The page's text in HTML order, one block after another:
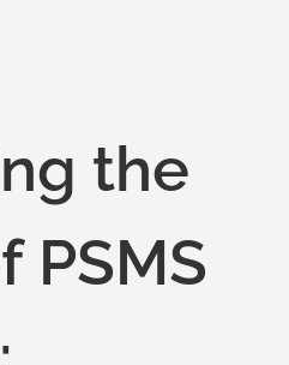
the
PSMS